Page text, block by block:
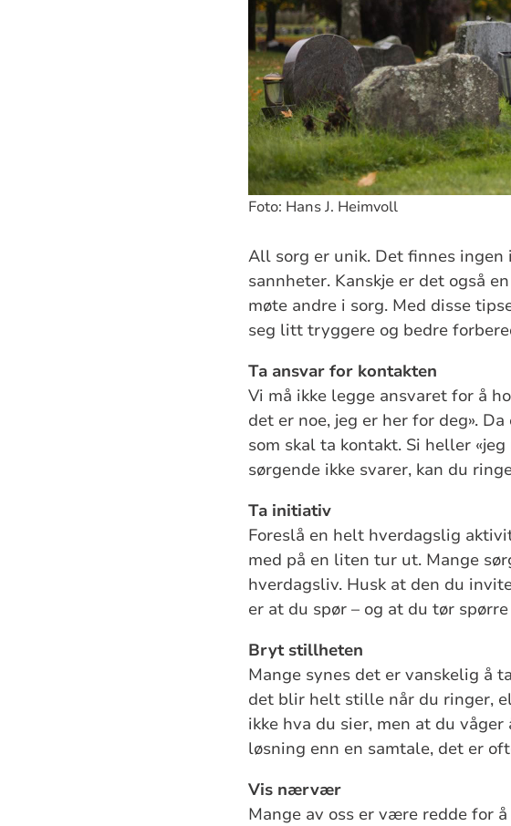
Foto: Hans J. Heimvoll
All sorg er unik. Det finnes
sannheter. Kanskje er det også
møte andre i sorg. Med disse
seg litt tryggere og bedre
Ta ansvar for kontakten
Vi må ikke legge ansvaret for å
det er noe, jeg er her for deg».
som skal ta kontakt. Si heller
sørgende ikke svarer, kan du
Ta initiativ
Foreslå en helt hverdagslig
med på en liten tur ut. Mange
hverdagsliv. Husk at den du
er at du spør – og at du tør
Bryt stillheten
Mange synes det er vanskelig å
det blir helt stille når du ringer,
ikke hva du sier, men at du
løsning enn en samtale, det er
Vis nærvær
Mange av oss er være redde for